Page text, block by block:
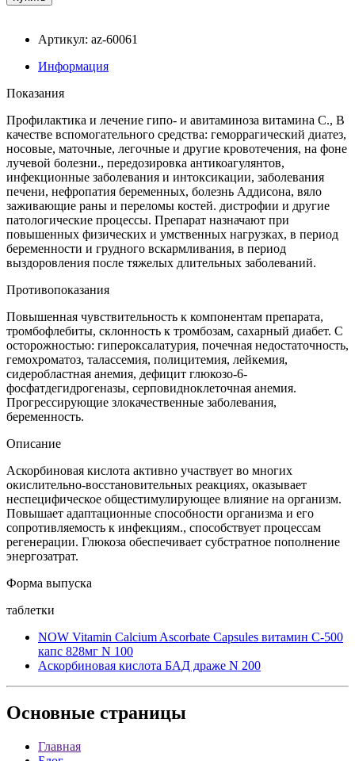
Артикул: az-60061
Информация
Показания
Профилактика и лечение гипо- и авитаминоза витамина С., В
качестве вспомогательного средства: геморрагический диатез,
носовые, маточные, легочные и другие кровотечения, на фоне
лучевой болезни., передозировка антикоагулянтов,
инфекционные заболевания и интоксикации, заболевания
печени, нефропатия беременных, болезнь Аддисона, вяло
заживающие раны и переломы костей. дистрофии и другие
патологические процессы. Препарат назначают при
повышенных физических и умственных нагрузках, в период
беременности и грудного вскармливания, в период
выздоровления после тяжелых длительных заболеваний.
Противопоказания
Повышенная чувствительность к компонентам препарата,
тромбофлебиты, склонность к тромбозам, сахарный диабет. С
осторожностью: гипероксалатурия, почечная недостаточность,
гемохроматоз, талассемия, полицитемия, лейкемия,
сидеробластная анемия, дефицит глюкозо-6-
фосфатдегидрогеназы, серповидноклеточная анемия.
Прогрессирующие злокачественные заболевания,
беременность.
Описание
Аскорбиновая кислота активно участвует во многих
окислительно-восстановительных реакциях, оказывает
неспецифическое общестимулирующее влияние на организм.
Повышает адаптационные способности организма и его
сопротивляемость к инфекциям., способствует процессам
регенерации. Глюкоза обеспечивает субстратное пополнение
энергозатрат.
Форма выпуска
таблетки
NOW Vitamin Calcium Ascorbate Capsules витамин С-500
капс 828мг N 100
Аскорбиновая кислота БАД драже N 200
Основные страницы
Главная